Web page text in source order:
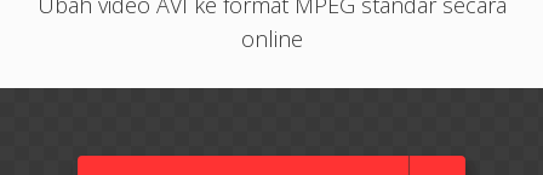
online